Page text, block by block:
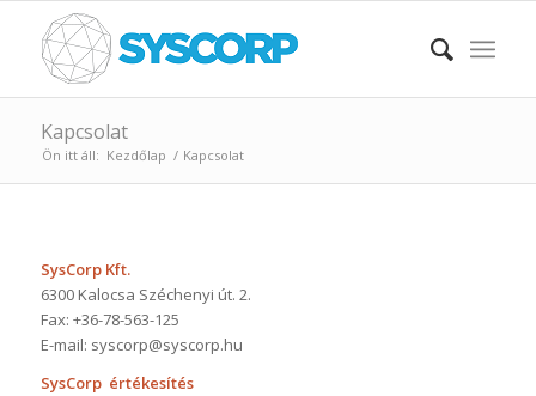
Kapcsolat
Ön itt áll: Kezdőlap / Kapcsolat
SysCorp Kft.
6300 Kalocsa Széchenyi út. 2.
Fax: +36-78-563-125
E-mail: syscorp@syscorp.hu
SysCorp értékesítés